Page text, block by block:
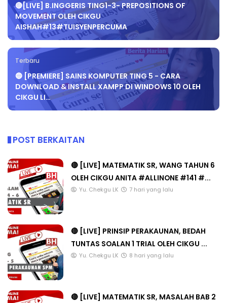
🔴[LIVE] B.INGGERIS TING1-3- PREPOSITIONS OF
MOVEMENT OLEH CIKGU
AISHAH#13#TUISYENPERCUMA
Terbaru
🔵 [PREMIERE] SAINS KOMPUTER TING 5 - CARA
DOWNLOAD & INSTALL XAMPP DI WINDOWS 10 OLEH
CIKGU LI…
POST BERKAITAN
🔴 [LIVE] MATEMATIK SR, WANG TAHUN 6
OLEH CIKGU ANITA #ALLINONE #141 #...
Yu. Chekgu LK 7 hari yang lalu
🔴 [LIVE] PRINSIP PERAKAUNAN, BEDAH
TUNTAS SOALAN 1 TRIAL OLEH CIKGU ...
Yu. Chekgu LK 8 hari yang lalu
🔴 [LIVE] MATEMATIK SR, MASALAH BAB 2